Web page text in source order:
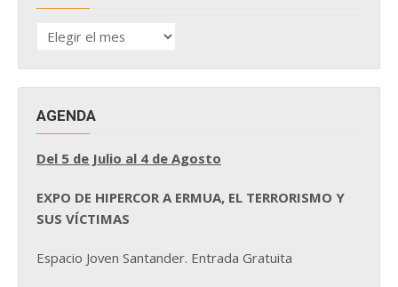
HISTÓRICO
DE
AGENDA
Del 5 de Julio al 4 de Agosto
EXPO DE HIPERCOR A ERMUA, EL TERRORISMO Y
SUS VÍCTIMAS
Espacio Joven Santander. Entrada Gratuita